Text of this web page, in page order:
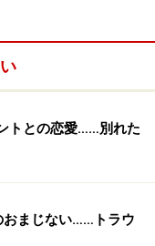
上がる？」などな
とにかく考えるの
る」ということだ
少なくするために
のです。
トとの恋愛……別れた
おまじない……トラウ